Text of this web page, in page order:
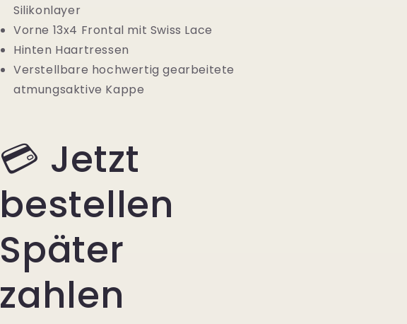
Silikonlayer
Vorne 13x4 Frontal mit Swiss Lace
Hinten Haartressen
Verstellbare hochwertig gearbeitete
atmungsaktive Kappe
💳 Jetzt
bestellen
Später
zahlen